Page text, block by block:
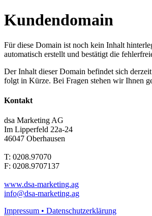
Kundendomain
Für diese Domain ist noch kein Inhalt
automatisch erstellt und bestätigt die
Der Inhalt dieser Domain befindet sich
folgt in Kürze. Bei Fragen stehen wir Ihnen
Kontakt
dsa Marketing AG
Im Lipperfeld 22a-24
46047 Oberhausen
T: 0208.97070
F: 0208.9707137
www.dsa-marketing.ag
info@dsa-marketing.ag
Impressum • Datenschutzerklärung